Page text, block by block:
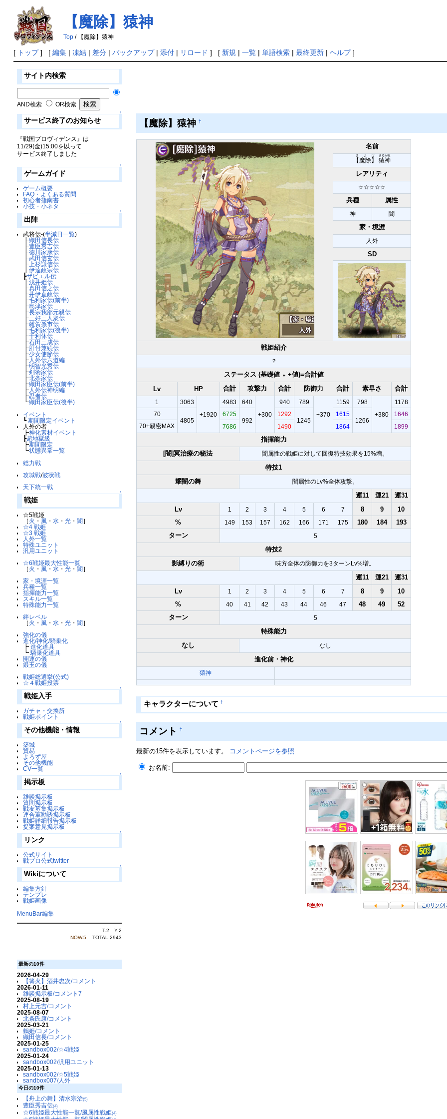
【魔除】猿神
Top/ 【魔除】猿神
[ トップ] [ 編集| 凍結| 差分| バックアップ| 添付| リロード ] [ 新規 | 一覧| 単語検索| 最終更新| ヘルプ]
サイト内検索
AND検索 OR検索
↑
サービス終了のお知らせ
『戦国プロヴィデンス』は
11/29(金)15:00を以って
サービス終了しました
↑
ゲームガイド
ゲーム概要
FAQ・よくある質問
初心者指南書
小技・小ネタ
↑
出陣
武将伝-(半減日一覧)
┣織田信長伝
┣豊臣秀吉伝
┣徳川家康伝
┣武田信玄伝
┣上杉謙信伝
┣伊達政宗伝
┣ザビエル伝
┣浅井姫伝
┣真田信之伝
┣井伊直政伝
┣毛利家伝(前半)
┣島津家伝
┣長宗我部元親伝
┣三好三人衆伝
┣雑賀孫市伝
┣毛利家伝(後半)
┣千利休伝
┣石田三成伝
┣肝付兼続伝
┣少女使節伝
┣人外伝六道編
┣明智光秀伝
┣剣術家伝
┣北条家伝
┣織田家臣伝(前半)
┣人外伝神明編
┣忍者伝
┗織田家臣伝(後半)
イベント
┗期間限定イベント
人外の者
┣神化素材イベント
┣超地獄級
┣期間限定
┗状態異常一覧
総力戦
攻城戦/波状戦
天下統一戦
↑
戦姫
☆5戦姫
［ 火 ・ 風・ 水 ・ 光・ 闇］
☆4 戦姫
☆3 戦姫
人外一覧
特殊ユニット
汎用ユニット
☆6戦姫最大性能一覧
［ 火 ・ 風・ 水 ・ 光・ 闇］
家・境涯一覧
兵種一覧
指揮能力一覧
スキル一覧
特殊能力一覧
絆レベル
［ 火 ・ 風・ 水 ・ 光・ 闇］
強化の儀
進化/神化/騎乗化
┣ 進化道具
┗ 騎乗化道具
開運の儀
鍛玉の儀
戦姫総選挙(公式)
☆４戦姫投票
↑
戦姫入手
ガチャ・交換所
戦姫ポイント
↑
その他機能・情報
築城
貿易
よろず屋
その他機能
CV一覧
↑
掲示板
雑談掲示板
質問掲示板
戦友募集掲示板
連合軍勧誘掲示板
戦姫詳細報告掲示板
提案意見掲示板
↑
リンク
公式サイト
戦プロ公式twitter
↑
Wikiについて
編集方針
テンプレ
戦姫画像
MenuBar編集
T.2 Y.2
NOW.5
TOTAL.2943
最新の10件
2026-04-29
【篝火】酒井忠次/コメント
2026-01-11
雑談掲示板/コメント7
2025-08-19
村上元吉/コメント
2025-08-07
北条氏康/コメント
2025-03-21
鶴姫/コメント
織田信長/コメント
2025-01-25
sandbox002/☆4戦姫
2025-01-24
sandbox002/汎用ユニット
2025-01-13
sandbox002/☆5戦姫
sandbox007/人外
今日の10件
【舟上の舞】清水宗治(5)
豊臣秀吉伝(4)
☆6戦姫最大性能一覧/風属性戦姫(4)
【魔除】猿神†
名前
【魔除】
まよけ
猿神
さるがみ
レアリティ
☆☆☆☆☆
兵種 属性
神 闇
家・境涯
人外
SD
戦姫紹介
？
ステータス (基礎値 ＋ +値)=合計値
Lv
HP 合計 攻撃力 合計 防御力 合計 素早さ 合計
1
3063
+1920
4983
640
+300
940
789
+370
1159
798
+380
1178
70
4805
6725
992
1292
1245
1615
1266
1646
70+親密MAX
7686 1490 1864 1899
指揮能力
[闇]冥治療の秘法
闇属性の戦姫に対して回復特技効果を15%増。
特技1
耀闇の舞
闇属性のLv%全体攻撃。
運11 運21
運31
Lv
1 2 3 4 5 6 7 8 9
10
%
149 153 157 162 166 171 175 180 184
193
ターン
5
特技2
影縛りの術
味方全体の防御力を3ターンLv%増。
運11 運21
運31
Lv
1 2 3 4 5 6 7 8 9
10
%
40 41 42 43 44 46 47 48 49
52
ターン
5
特殊能力
なし
なし
進化前・神化
猿神
キャラクターについて †
コメント†
最新の15件を表示しています。 コメントページを参照
お名前: